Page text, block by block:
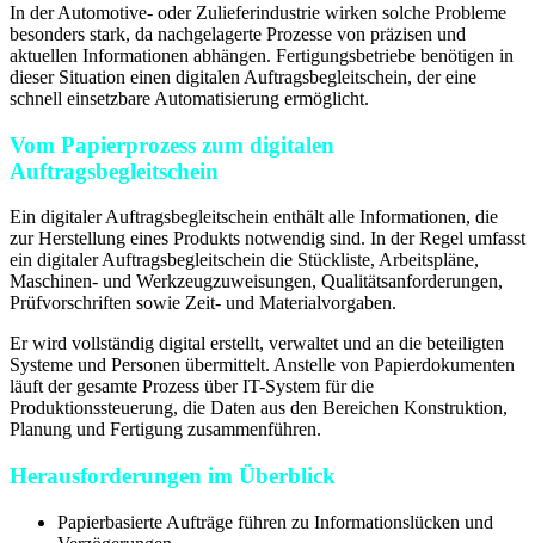
In der Automotive- oder Zulieferindustrie wirken solche Probleme
besonders stark, da nachgelagerte Prozesse von präzisen und
aktuellen Informationen abhängen. Fertigungsbetriebe benötigen in
dieser Situation einen digitalen Auftragsbegleitschein, der eine
schnell einsetzbare Automatisierung ermöglicht.
Vom Papierprozess zum digitalen
Auftragsbegleitschein
Ein digitaler Auftragsbegleitschein enthält alle Informationen, die
zur Herstellung eines Produkts notwendig sind. In der Regel umfasst
ein digitaler Auftragsbegleitschein die Stückliste, Arbeitspläne,
Maschinen- und Werkzeugzuweisungen, Qualitätsanforderungen,
Prüfvorschriften sowie Zeit- und Materialvorgaben.
Er wird vollständig digital erstellt, verwaltet und an die beteiligten
Systeme und Personen übermittelt. Anstelle von Papierdokumenten
läuft der gesamte Prozess über IT-System für die
Produktionssteuerung, die Daten aus den Bereichen Konstruktion,
Planung und Fertigung zusammenführen.
Herausforderungen im Überblick
Papierbasierte Aufträge führen zu Informationslücken und